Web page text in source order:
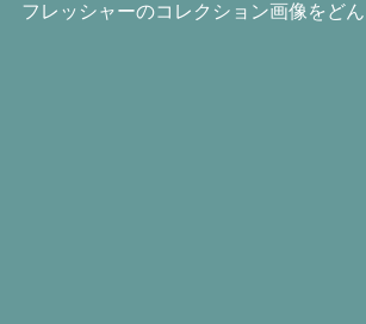
フレッシャーのコレクション画像をど